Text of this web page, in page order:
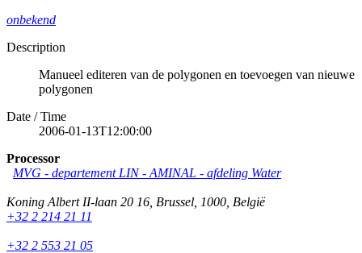
onbekend
Description
Manueel editeren van de polygonen en toevoegen van nieuwe
polygonen
Date / Time
2006-01-13T12:00:00
Processor
MVG - departement LIN - AMINAL - afdeling Water
Koning Albert II-laan 20 16 Brussel 1000 België
+32 2 214 21 11
+32 2 553 21 05